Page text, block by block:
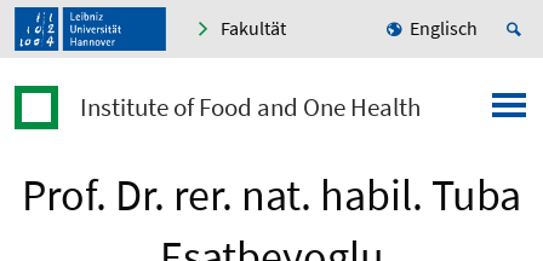
Fakultät Englisch
Institute of Food and One Health
Prof. Dr. rer. nat. habil. Tuba